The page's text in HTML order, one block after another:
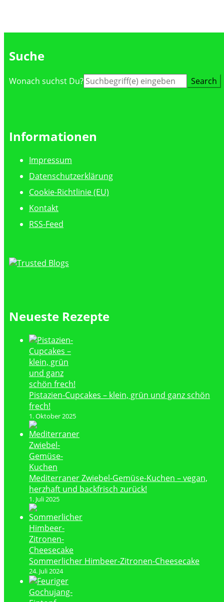
Suche
Suche
Wonach suchst Du?
Informationen
Impressum
Datenschutzerklärung
Cookie-Richtlinie (EU)
Kontakt
RSS-Feed
Neueste Rezepte
Pistazien-Cupcakes – klein, grün und ganz schön
frech!
1. Oktober 2025
Mediterraner Zwiebel-Gemüse-Kuchen – vegan,
herzhaft und backfrisch zurück!
1. Juli 2025
Sommerlicher Himbeer-Zitronen-Cheesecake
24. Juli 2024